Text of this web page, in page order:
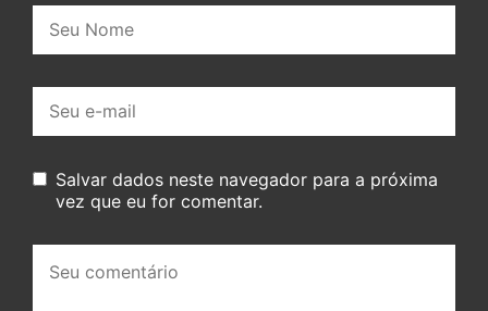
mail:
Salvar dados neste navegador para a próxima
vez que eu for comentar.
comentário: